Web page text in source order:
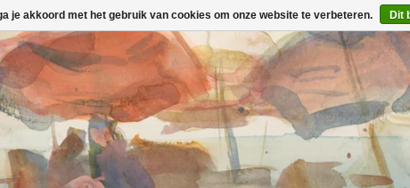
je akkoord met het gebruik van cookies om onze website te verbeteren. Dit